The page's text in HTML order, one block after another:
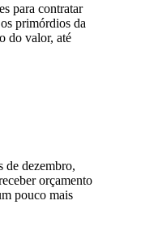
para contratar
primórdios da
do valor, até
de dezembro,
orçamento
pouco mais